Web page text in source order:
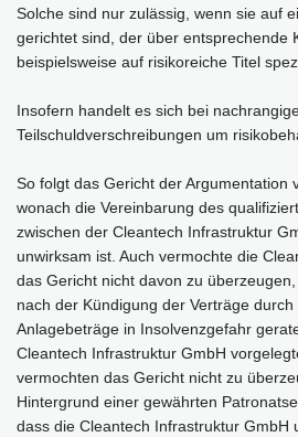
Solche sind nur zulässig, wenn sie auf
gerichtet sind, der über entsprechende
beispielsweise auf risikoreiche Titel
Insofern handelt es sich bei
Teilschuldverschreibungen um
So folgt das Gericht der Argumentation
wonach die Vereinbarung des
zwischen der Cleantech Infrastruktur
unwirksam ist. Auch vermochte die
das Gericht nicht davon zu
nach der Kündigung der Verträge
Anlagebeträge in Insolvenzgefahr
Cleantech Infrastruktur GmbH
vermochten das Gericht nicht zu
Hintergrund einer gewährten
dass die Cleantech Infrastruktur GmbH